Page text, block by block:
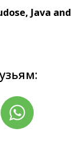
Java